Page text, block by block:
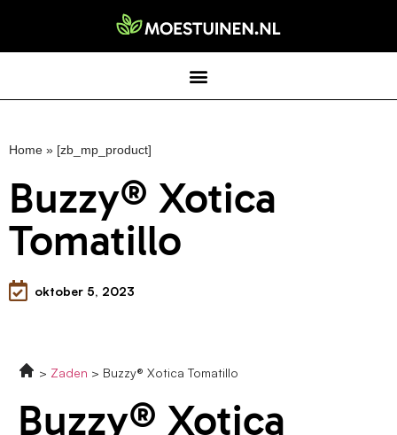
Home » [zb_mp_product]
Buzzy® Xotica
Tomatillo
oktober 5, 2023
Zaden Buzzy® Xotica Tomatillo
Buzzy® Xotica